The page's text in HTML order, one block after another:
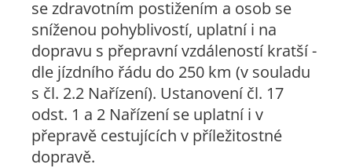
se zdravotním postižením a osob se
sníženou pohyblivostí, uplatní i na
dopravu s přepravní vzdáleností kratší -
dle jízdního řádu do 250 km (v souladu
s čl. 2.2 Nařízení). Ustanovení čl. 17
odst. 1 a 2 Nařízení se uplatní i v
přepravě cestujících v příležitostné
dopravě.